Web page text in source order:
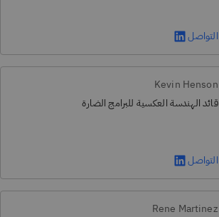
التواصل
Kevin Henson
قائد الهندسة العكسية للبرامج الضارة
التواصل
Rene Martinez